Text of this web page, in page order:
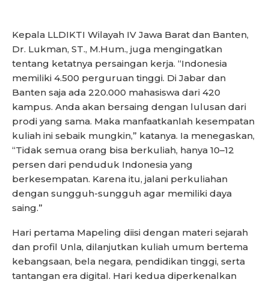
Kepala LLDIKTI Wilayah IV Jawa Barat dan Banten,
Dr. Lukman, ST., M.Hum., juga mengingatkan
tentang ketatnya persaingan kerja. “Indonesia
memiliki 4.500 perguruan tinggi. Di Jabar dan
Banten saja ada 220.000 mahasiswa dari 420
kampus. Anda akan bersaing dengan lulusan dari
prodi yang sama. Maka manfaatkanlah kesempatan
kuliah ini sebaik mungkin,” katanya. Ia menegaskan,
“Tidak semua orang bisa berkuliah, hanya 10–12
persen dari penduduk Indonesia yang
berkesempatan. Karena itu, jalani perkuliahan
dengan sungguh-sungguh agar memiliki daya
saing.”
Hari pertama Mapeling diisi dengan materi sejarah
dan profil Unla, dilanjutkan kuliah umum bertema
kebangsaan, bela negara, pendidikan tinggi, serta
tantangan era digital. Hari kedua diperkenalkan